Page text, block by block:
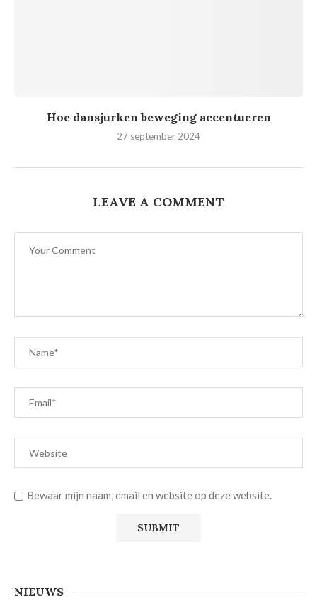
Hoe dansjurken beweging accentueren
27 september 2024
LEAVE A COMMENT
Bewaar mijn naam, email en website op deze website.
NIEUWS